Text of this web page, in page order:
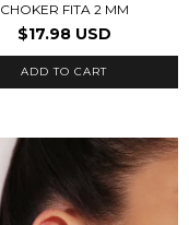
CHOKER FITA 2 MM
$17.98 USD
ADD TO CART